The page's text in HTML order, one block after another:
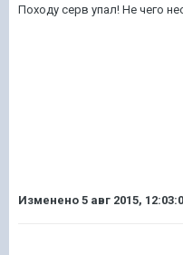
Походу серв упал! Не чего
Изменено 5 авг 2015,